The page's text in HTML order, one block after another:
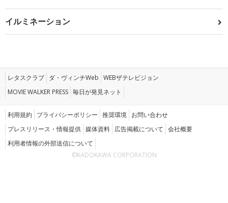
イルミネーション
レタスクラブ ダ・ヴィンチWeb WEBザテレビジョン
MOVIE WALKER PRESS 毎日が発見ネット
利用規約 プライバシーポリシー 推奨環境 お問い合わせ
プレスリリース・情報提供 媒体資料 広告掲載について 会社概要
利用者情報の外部送信について
©KADOKAWA CORPORATION